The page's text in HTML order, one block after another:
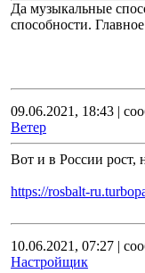
Да музыкальные
способности.
09.06.2021, 18:43 |
Ветер
Вот и в России рост,
https://rosbalt-
10.06.2021, 07:27 |
Настройщик